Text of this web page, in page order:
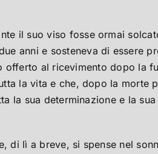
il suo viso fosse ormai
anni e sosteneva di essere
al ricevimento dopo la
la vita e che, dopo la morte
la sua determinazione e la
di lì a breve, si spense nel